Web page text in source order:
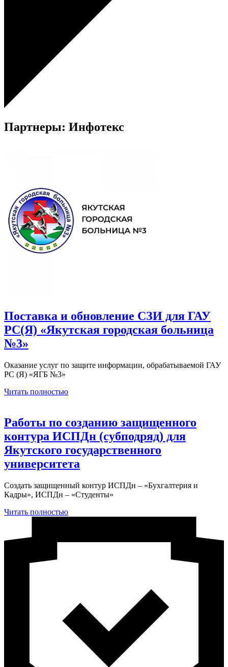
Партнеры: Инфотекс
Поставка и обновление СЗИ для ГАУ
РС(Я) «Якутская городская больница
№3»
Оказание услуг по защите информации, обрабатываемой ГАУ
РС (Я) «ЯГБ №3»
Читать полностью
Работы по созданию защищенного
контура ИСПДн (субподряд) для
Якутского государственного
университета
Создать защищенный контур ИСПДн – «Бухгалтерия и
Кадры», ИСПДн – «Студенты»
Читать полностью